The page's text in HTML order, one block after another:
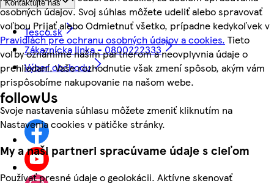
osobných údajov. Svoj súhlas môžete udeliť alebo spravovať
voľbou Prijať alebo Odmietnuť všetko, prípadne kedykoľvek v
Pravidlách pre ochranu osobných údajov a cookies. Tieto
voľby oznámime našim partnerom a neovplyvnia údaje o
prehliadaní. Vaše rozhodnutie však zmení spôsob, akým vám
prispôsobíme nakupovanie na našom webe.
Svoje nastavenia súhlasu môžete zmeniť kliknutím na
Nastavenia cookies v pätičke stránky.
My a naši partneri spracúvame údaje s cieľom
Používať presné údaje o geolokácii. Aktívne skenovať
Kontaktujte nás
Tesco.sk
Zákaznícka linka - 0800222333
Výber obchodu
followUs